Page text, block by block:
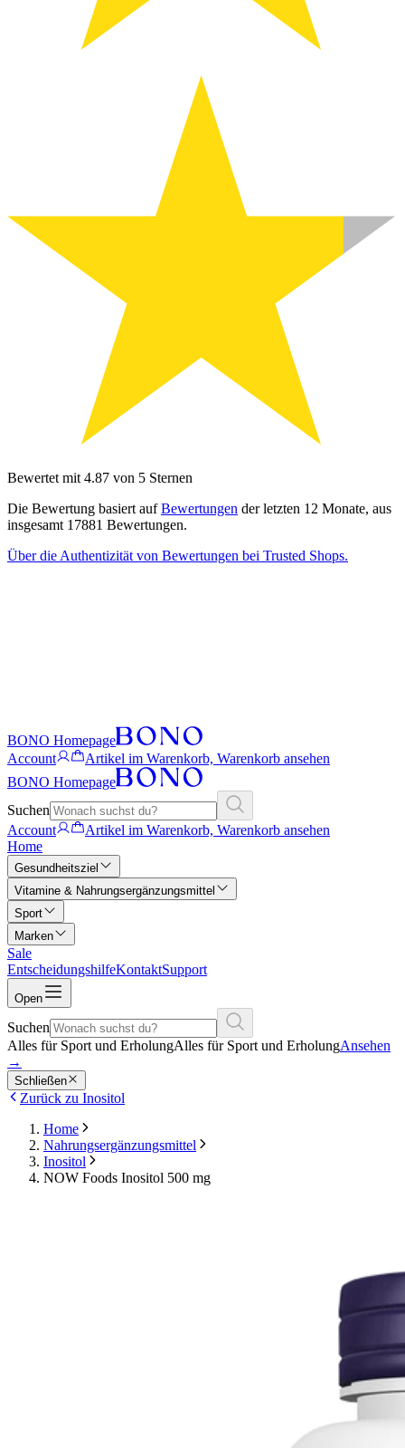
Bewertet mit 4.87 von 5 Sternen
Die Bewertung basiert aufBewertungen der letzten 12 Monate, aus
insgesamt 17881 Bewertungen.
Über die Authentizität von Bewertungen bei Trusted Shops.
BONO Homepage
Account
Artikel im Warenkorb, Warenkorb ansehen
BONO Homepage
Suchen
Account
Artikel im Warenkorb, Warenkorb ansehen
Home
Gesundheitsziel
Vitamine & Nahrungsergänzungsmittel
Sport
Marken
Sale
EntscheidungshilfeKontaktSupport
Open
Suchen
Alles für Sport und ErholungAlles für Sport und ErholungAnsehen
→
Schließen
Zurück zu Inositol
Home
Nahrungsergänzungsmittel
Inositol
NOW Foods Inositol 500 mg